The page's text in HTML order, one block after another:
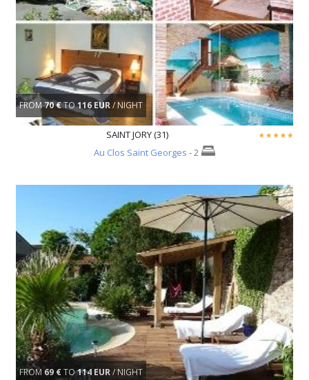
FROM70 €TO116 EUR/ NIGHT
SAINT JORY (31)
Au Clos Saint Georges - 2
FROM69 €TO114 EUR/ NIGHT